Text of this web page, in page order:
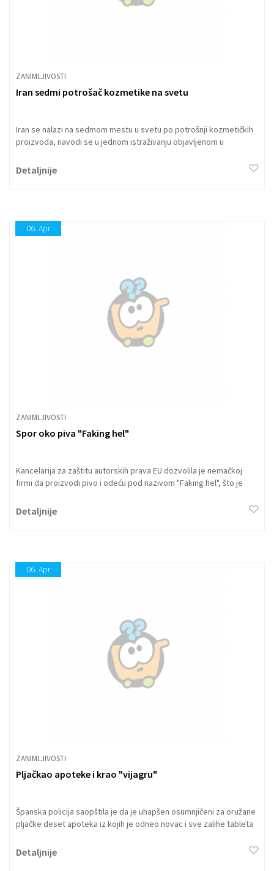
ZANIMLJIVOSTI
Iran sedmi potrošač kozmetike na svetu
Iran se nalazi na sedmom mestu u svetu po potrošnji kozmetičkih
proizvoda, navodi se u jednom istraživanju objavljenom u
milijardu dolara na razne preparate za negu tela i šminku.
Detaljnije
06. Apr
ZANIMLJIVOSTI
Spor oko piva "Faking hel"
Kancelarija za zaštitu autorskih prava EU dozvolila je nemačkoj
firmi da proizvodi pivo i odeću pod nazivom "Faking hel", što je
Detaljnije
06. Apr
ZANIMLJIVOSTI
Pljačkao apoteke i krao "vijagru"
Španska policija saopštila je da je uhapšen osumnjičeni za oružane
pljačke deset apoteka iz kojih je odneo novac i sve zalihe tableta
Detaljnije